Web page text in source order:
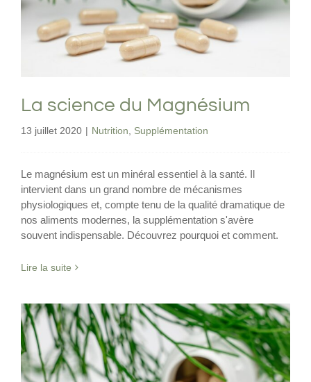
Nutrition Supplémentation
La science du Magnésium
13 juillet 2020 | Nutrition Supplémentation
Le magnésium est un minéral essentiel à la santé. Il
intervient dans un grand nombre de mécanismes
physiologiques et, compte tenu de la qualité dramatique de
nos aliments modernes, la supplémentation s'avère
souvent indispensable. Découvrez pourquoi et comment.
Lire la suite